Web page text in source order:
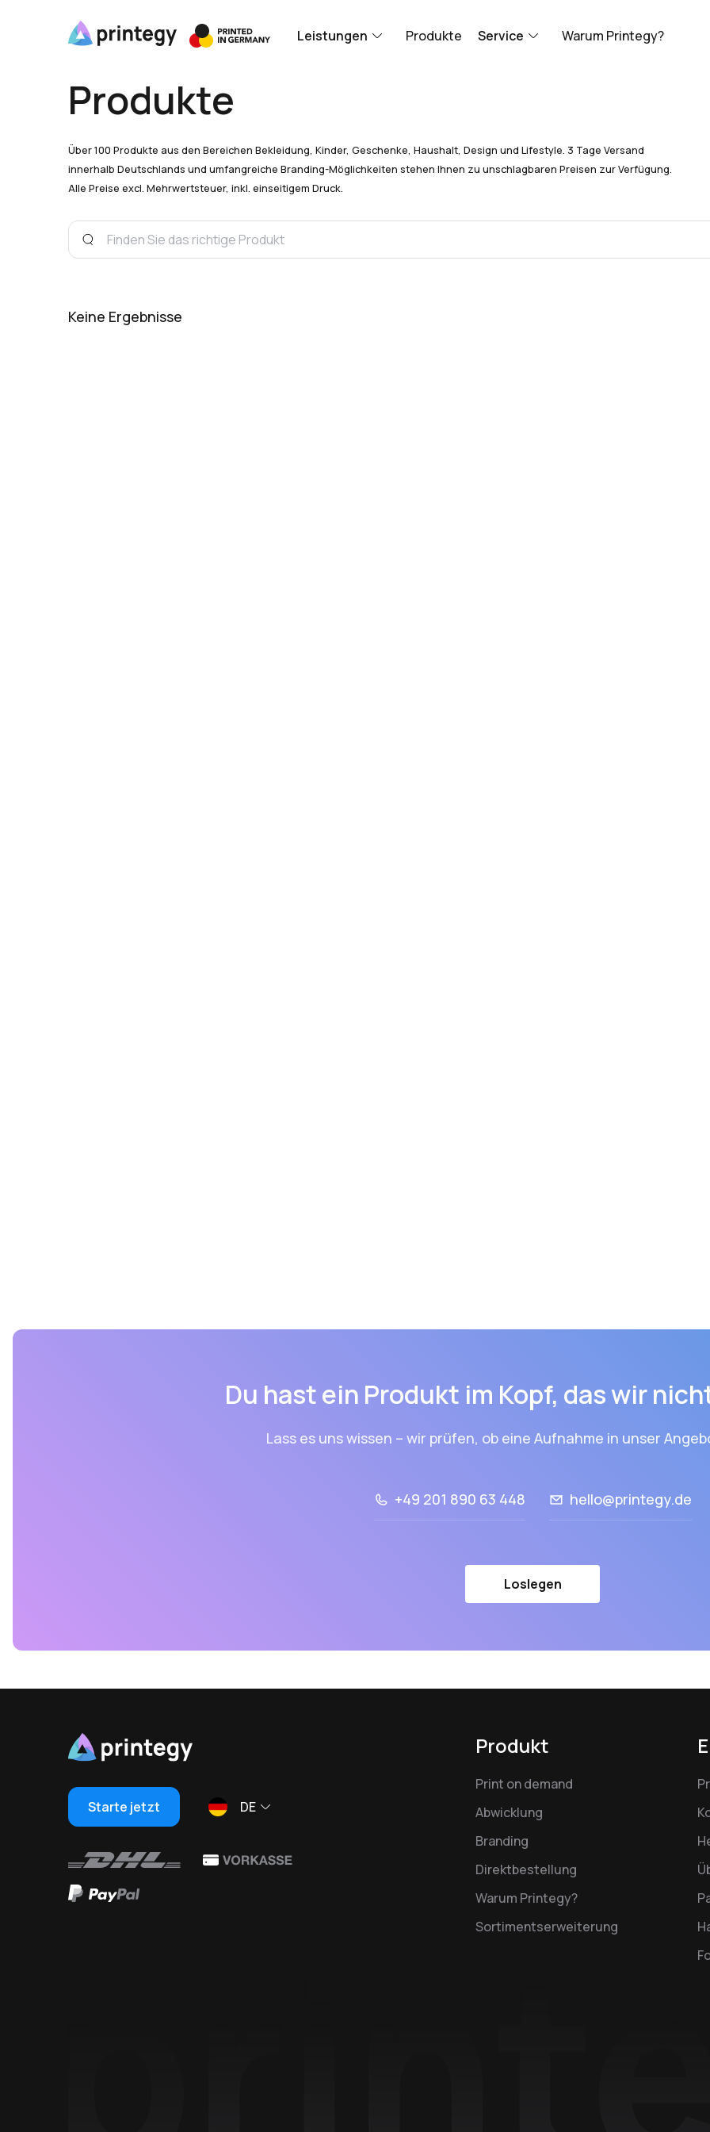
Leistungen Produkte Service Warum Printegy?
Produkte
Über 100 Produkte aus den Bereichen Bekleidung, Kinder, Geschenke, Haushalt, Design und Lifestyle. 3 Tage Versand
innerhalb Deutschlands und umfangreiche Branding-Möglichkeiten stehen Ihnen zu unschlagbaren Preisen zur Verfügung.
Alle Preise excl. Mehrwertsteuer, inkl. einseitigem Druck.
Keine Ergebnisse
Du hast ein Produkt im Kopf, das wir
Lass es uns wissen – wir prüfen, ob eine Aufnahme in unser
+49 201 890 63 448 hello@printegy.de
Loslegen
Starte jetzt DE
Produkt
Print on demand
Abwicklung
Branding
Direktbestellung
Warum Printegy?
Sortimentserweiterung